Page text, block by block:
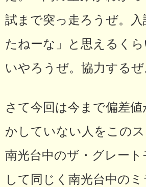
試まで突っ走ろうぜ。
たねーな」と思えるく
いやろうぜ。協力するぜ
さて今回は今まで偏差
かしていない人をこの
南光台中のザ・グレ
して同じく南光台中の